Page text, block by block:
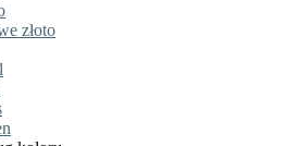
złoto